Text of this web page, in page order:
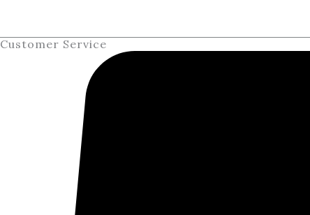
Customer Service